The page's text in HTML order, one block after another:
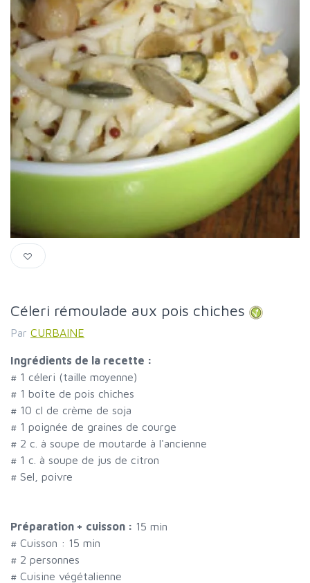
Céleri rémoulade aux pois chiches
Par CURBAINE
Ingrédients de la recette :
# 1 céleri (taille moyenne)
# 1 boîte de pois chiches
# 10 cl de crème de soja
# 1 poignée de graines de courge
# 2 c. à soupe de moutarde à l'ancienne
# 1 c. à soupe de jus de citron
# Sel, poivre
Préparation + cuisson : 15 min
# Cuisson : 15 min
# 2 personnes
# Cuisine végétalienne